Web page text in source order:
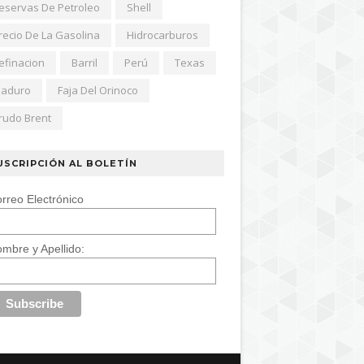
De Petroleo
Shell
De La Gasolina
Hidrocarburos
Barril Perú
Texas
Faja Del Orinoco
Brent
AL BOLETÍN
Electrónico
y Apellido: